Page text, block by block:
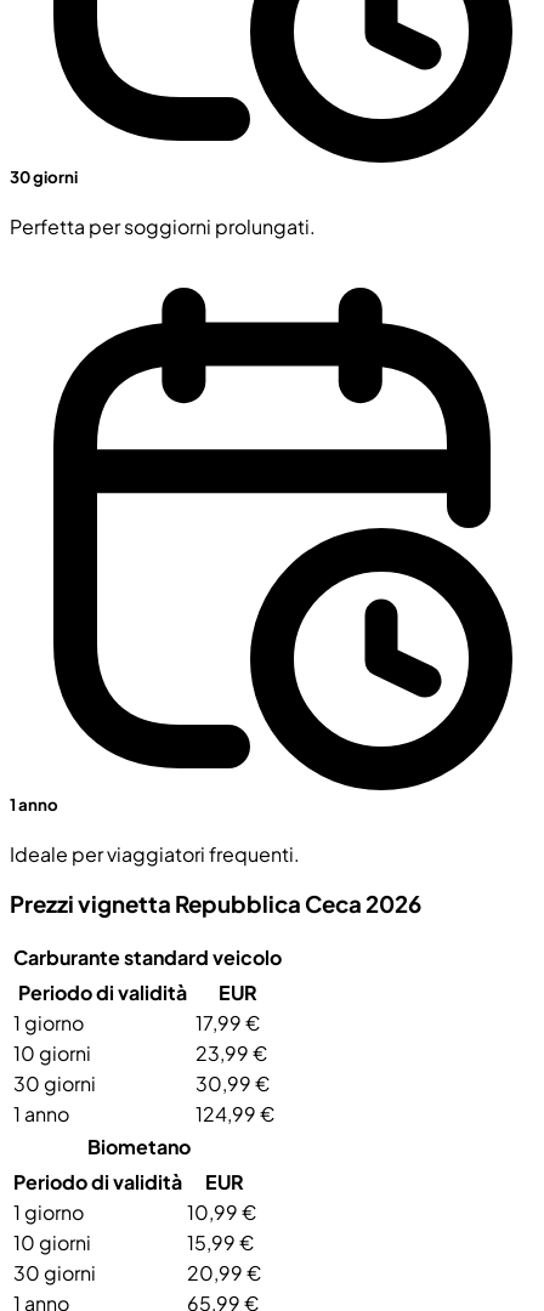
30 giorni
Perfetta per soggiorni prolungati.
1 anno
Ideale per viaggiatori frequenti.
Prezzi vignetta Repubblica Ceca 2026
Carburante standard veicolo
Periodo di validità
EUR
1 giorno
17,99 €
10 giorni
23,99 €
30 giorni
30,99 €
1 anno
124,99 €
Biometano
Periodo di validità
EUR
1 giorno
10,99 €
10 giorni
15,99 €
30 giorni
20,99 €
1 anno
65,99 €